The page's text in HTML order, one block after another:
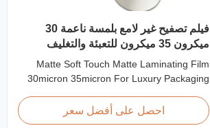
فيلم تصفيح غير لامع بلمسة ناعمة 30
ميكرون 35 ميكرون للتعبئة والتغليف
الفاخر
Matte Soft Touch Matte Laminating Film
30micron 35micron For Luxury Packaging
Matte Laminating Film for Luxury Packaging
Consumption Unlike standard soft touch
احصل على أفضل سعر